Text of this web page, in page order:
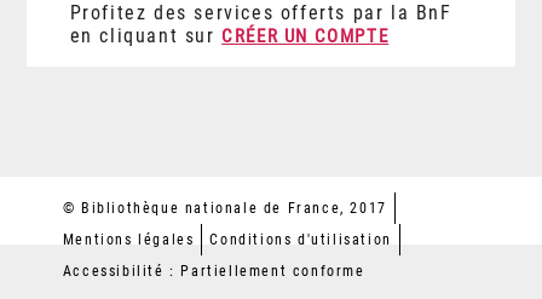
Profitez des services offerts par la BnF
en cliquant sur CRÉER UN COMPTE
© Bibliothèque nationale de France, 2017
Mentions légales
Conditions d'utilisation
Accessibilité : Partiellement conforme